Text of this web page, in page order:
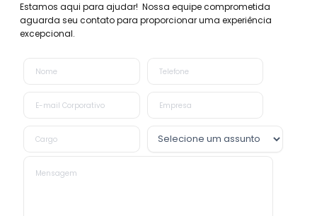
Estamos aqui para ajudar! Nossa equipe comprometida
aguarda seu contato para proporcionar uma experiência
excepcional.